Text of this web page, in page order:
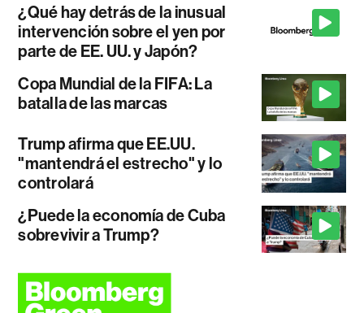
¿Qué hay detrás de la inusual
intervención sobre el yen por
parte de EE. UU. y Japón?
Copa Mundial de la FIFA: La
batalla de las marcas
Trump afirma que EE.UU.
"mantendrá el estrecho" y lo
controlará
¿Puede la economía de Cuba
sobrevivir a Trump?